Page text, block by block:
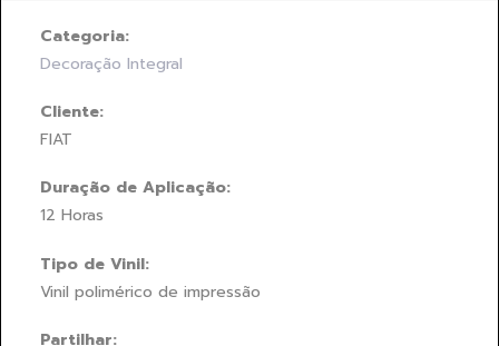
Categoria:
Decoração Integral
Cliente:
FIAT
Duração de Aplicação:
12 Horas
Tipo de Vinil:
Vinil polimérico de impressão
Partilhar: